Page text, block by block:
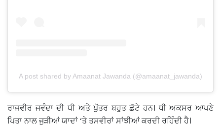
A post shared by Amaanat Jawanda (@amaanat_jawanda)
ਰਾਜਵੀਰ ਜਵੰਦਾ ਦੀ ਧੀ ਅਤੇ ਪੁੱਤਰ ਬਹੁਤ ਛੋਟੇ ਹਨ। ਧੀ ਅਕਸਰ ਆਪਣੇ
ਪਿਤਾ ਨਾਲ ਜੁੜੀਆਂ ਯਾਦਾਂ ‘ਤੇ ਤਸਵੀਰਾਂ ਸਾਂਝੀਆਂ ਕਰਦੀ ਰਹਿੰਦੀ ਹੈ।